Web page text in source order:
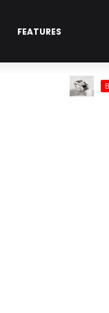
FEATURES
BISNIS